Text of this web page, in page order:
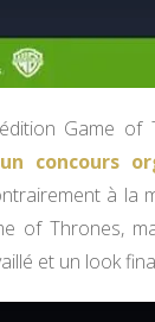
Game of
un concours
à la
of Thrones,
et un look